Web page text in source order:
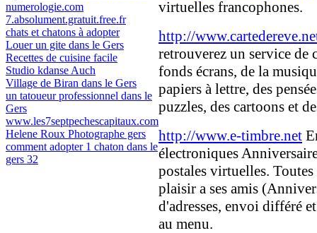
numerologie.com
7.absolument.gratuit.free.fr
chats et chatons à adopter
Louer un gite dans le Gers
Recettes de cuisine facile
Studio kdanse Auch
Village de Biran dans le Gers
un tatoueur professionnel dans le
Gers
www.les7septpechescapitaux.com
Helene Roux Photographe gers
comment adopter 1 chaton dans le
gers 32
virtuelles francophones.
http://
retrouverez un service de
fonds écrans, de la
papiers à lettre, des
puzzles, des cartoons et
http://www.e-timbre.net
électroniques
postales virtuelles.
plaisir a ses amis
d'adresses, envoi différé
au menu.